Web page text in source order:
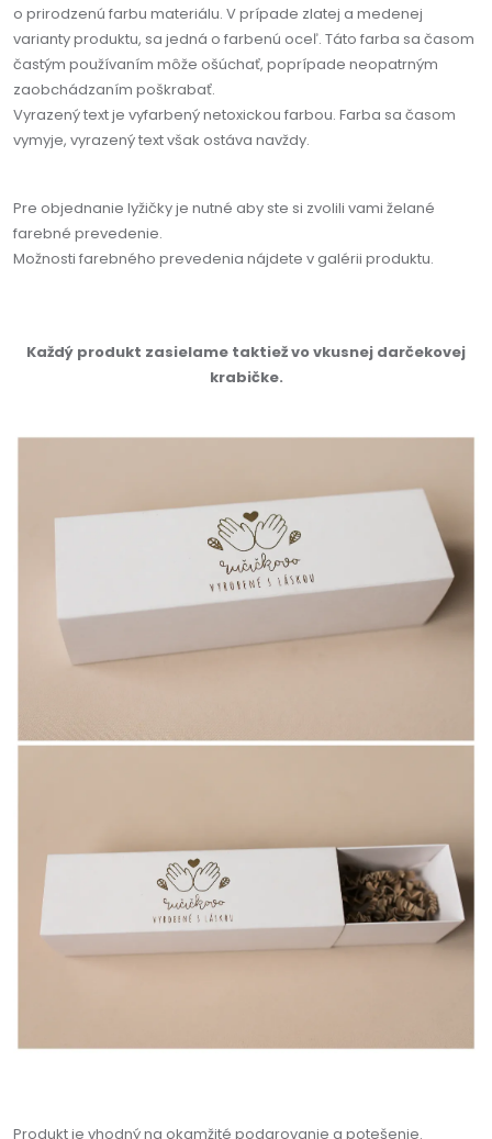
o prirodzenú farbu materiálu. V prípade zlatej a medenej
varianty produktu, sa jedná o farbenú oceľ. Táto farba sa časom
častým používaním môže ošúchať, poprípade neopatrným
zaobchádzaním poškrabať.
Vyrazený text je vyfarbený netoxickou farbou. Farba sa časom
vymyje, vyrazený text však ostáva navždy.
Pre objednanie lyžičky je nutné aby ste si zvolili vami želané
farebné prevedenie.
Možnosti farebného prevedenia nájdete v galérii produktu.
Každý produkt zasielame taktiež vo vkusnej darčekovej
krabičke.
Produkt je vhodný na okamžité podarovanie a potešenie.